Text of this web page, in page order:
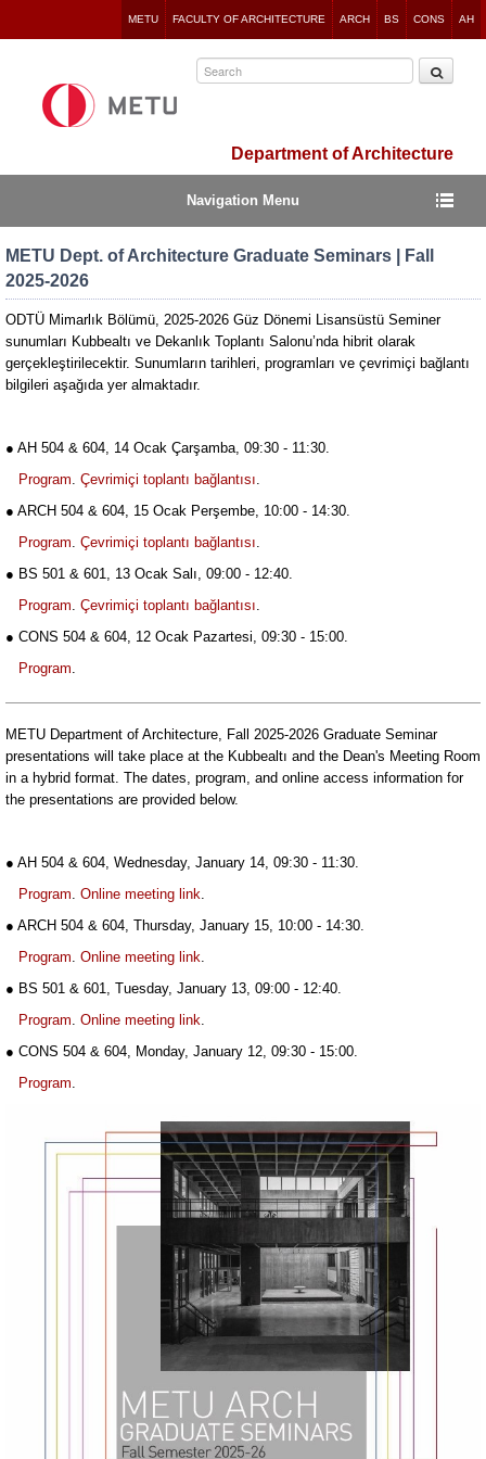
to
METU FACULTY OF ARCHITECTURE ARCH BS CONS AH
Department of Architecture
Navigation Menu
METU Dept. of Architecture Graduate Seminars | Fall
2025-2026
ODTÜ Mimarlık Bölümü, 2025-2026 Güz Dönemi Lisansüstü Seminer
sunumları Kubbealtı ve Dekanlık Toplantı Salonu’nda hibrit olarak
gerçekleştirilecektir. Sunumların tarihleri, programları ve çevrimiçi bağlantı
bilgileri aşağıda yer almaktadır.
● AH 504 & 604, 14 Ocak Çarşamba, 09:30 - 11:30.
Program. Çevrimiçi toplantı bağlantısı.
● ARCH 504 & 604, 15 Ocak Perşembe, 10:00 - 14:30.
Program. Çevrimiçi toplantı bağlantısı.
● BS 501 & 601, 13 Ocak Salı, 09:00 - 12:40.
Program. Çevrimiçi toplantı bağlantısı.
● CONS 504 & 604, 12 Ocak Pazartesi, 09:30 - 15:00.
Program.
METU Department of Architecture, Fall 2025-2026 Graduate Seminar
presentations will take place at the Kubbealtı and the Dean's Meeting Room
in a hybrid format. The dates, program, and online access information for
the presentations are provided below.
● AH 504 & 604, Wednesday, January 14, 09:30 - 11:30.
Program. Online meeting link.
● ARCH 504 & 604, Thursday, January 15, 10:00 - 14:30.
Program. Online meeting link.
● BS 501 & 601, Tuesday, January 13, 09:00 - 12:40.
Program. Online meeting link.
● CONS 504 & 604, Monday, January 12, 09:30 - 15:00.
Program.